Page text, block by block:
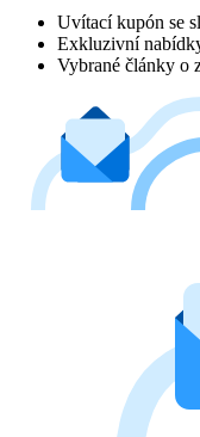
Uvítací kupón se
Exkluzivní
Vybrané články o